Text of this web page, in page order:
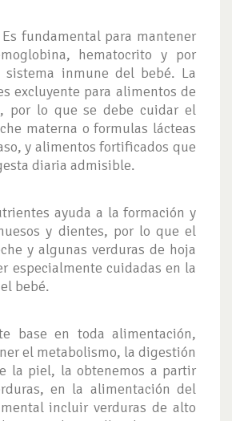
Es fundamental para mantener
hematocrito y por
inmune del bebé. La
excluyente para alimentos de
por lo que se debe cuidar el
materna o formulas lácteas
y alimentos fortificados que
diaria admisible.
ayuda a la formación y
y dientes, por lo que el
y algunas verduras de hoja
especialmente cuidadas en la
bebé.
base en toda alimentación,
el metabolismo, la digestión
la piel, la obtenemos a partir
en la alimentación del
incluir verduras de alto